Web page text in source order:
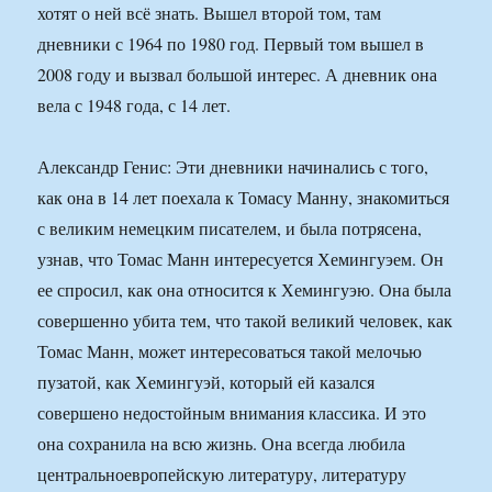
хотят о ней всё знать. Вышел второй том, там
дневники с 1964 по 1980 год. Первый том вышел в
2008 году и вызвал большой интерес. А дневник она
вела с 1948 года, с 14 лет.
Александр Генис: Эти дневники начинались с того,
как она в 14 лет поехала к Томасу Манну, знакомиться
с великим немецким писателем, и была потрясена,
узнав, что Томас Манн интересуется Хемингуэем. Он
ее спросил, как она относится к Хемингуэю. Она была
совершенно убита тем, что такой великий человек, как
Томас Манн, может интересоваться такой мелочью
пузатой, как Хемингуэй, который ей казался
совершено недостойным внимания классика. И это
она сохранила на всю жизнь. Она всегда любила
центральноевропейскую литературу, литературу